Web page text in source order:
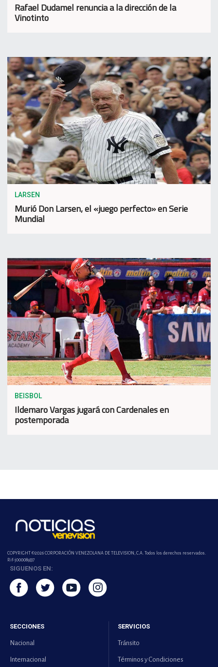
Rafael Dudamel renuncia a la dirección de la
Vinotinto
LARSEN
Murió Don Larsen, el «juego perfecto» en Serie
Mundial
BEISBOL
Ildemaro Vargas jugará con Cardenales en
postemporada
COPYRIGHT ©2026 CORPORACIÓN VENEZOLANA DE TELEVISION, C.A. Todos los derechos reservados.
Rif-j000089337
SIGUENOS EN:
SECCIONES
Nacional
Internacional
SERVICIOS
Tránsito
Términos y Condiciones